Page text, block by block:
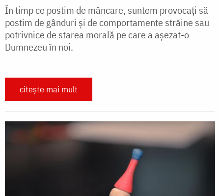
În timp ce postim de mâncare, suntem provocați să
postim de gânduri și de comportamente străine sau
potrivnice de starea morală pe care a așezat-o
Dumnezeu în noi.
citește mai mult